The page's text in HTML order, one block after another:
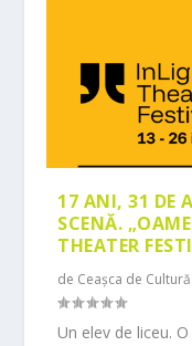
17 ANI, 31 DE
SCENĂ.
THEATER
de Ceașca de Cultură
Un elev de liceu.